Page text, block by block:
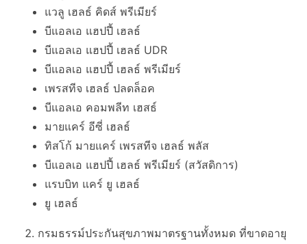
​แวลู เฮลธ์ คิดส์ พรีเมียร์
บีแอลเอ แฮปปี้ เฮลธ์
บีแอลเอ แฮปปี้ เฮลธ์ UDR
บีแอลเอ แฮปปี้ เฮลธ์ พรีเมียร์
เพรสทีจ เฮลธ์ ปลดล็อค
บีแอลเอ คอมพลีท เฮสธ์
มายแคร์ อีซี่ เฮลธ์
ทิสโก้ มายแคร์ เพรสทีจ เฮลธ์ พลัส
บีแอลเอ แฮปปี้ เฮลธ์ พรีเมียร์ (สวัสดิการ)
แรบบิท แคร์ ยู เฮลธ์
ยู เฮลธ์
กรมธรรม์ประกันสุขภาพมาตรฐานทั้งหมด ที่ขาดอายุ